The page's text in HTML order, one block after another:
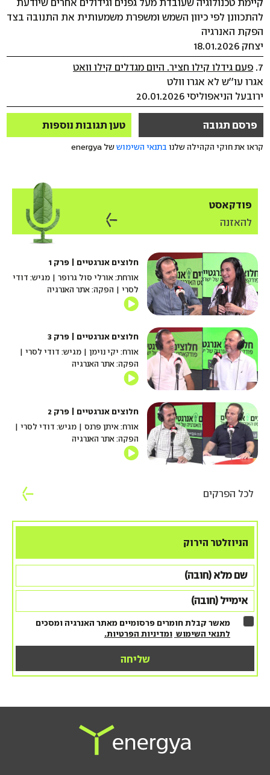
קיימת טכנולוגיה שעובדת מעל גפנים וגידולים אחרים שיודעת
להתכוונן לפי כיוון השמש ומשפרת משמעותית את התנובה בצד
הפקת האנרגיה
יצחק 18.01.2026
7. פעם גידלו קילו חציר. היום מגדלים קילו וואט
אגרו עו''ש לא אגרו וולט
ירובעל הניאפוליסי 20.01.2026
פרסם תגובה טען תגובות נוספות
קראו את חוקי הקהילה שלנו בתנאי השימוששל energya
פודקאסט
להאזנה
חלוצים אנרגטיים | פרק 1
אורחת: אורלי סול גרופר | מגיש: דודי
לסרי | הפקה: אתר האנרגיה
חלוצים אנרגטיים | פרק 3
אורח: יקי נוימן | מגיש: דודי לסרי |
הפקה: אתר האנרגיה
חלוצים אנרגטיים | פרק 2
אורח: איתן פרנס | מגיש: דודי לסרי |
הפקה: אתר האנרגיה
לכל הפרקים
הניוזלטר הירוק
מאשר קבלת חומרים פרסומיים מאתר האנרגיה ומסכים
לתנאי השימוש ומדיניות הפרטיות.